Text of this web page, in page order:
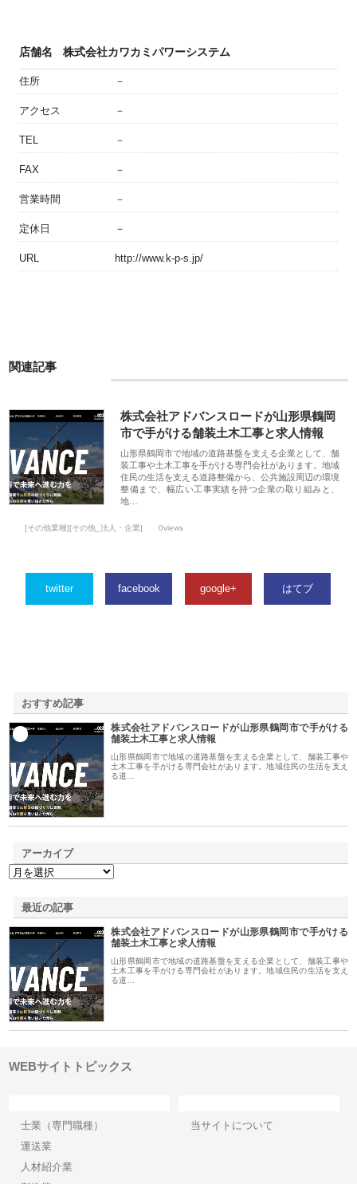
店舗名 株式会社カワカミパワーシステム
住所 －
アクセス －
TEL －
FAX －
営業時間 －
定休日 －
URL http://www.k-p-s.jp/
関連記事
株式会社アドバンスロードが山形県鶴岡
市で手がける舗装土木工事と求人情報
山形県鶴岡市で地域の道路基盤を支える企業として、舗
装工事や土木工事を手がける専門会社があります。地域
住民の生活を支える道路整備から、公共施設周辺の環境
整備まで、幅広い工事実績を持つ企業の取り組みと、
地…
[その他業種][その他_法人・企業] 0views
twitter facebook google+ はてブ
おすすめ記事
株式会社アドバンスロードが山形県鶴岡市で手がける
舗装土木工事と求人情報
山形県鶴岡市で地域の道路基盤を支える企業として、舗装工事や
土木工事を手がける専門会社があります。地域住民の生活を支え
る道…
アーカイブ
最近の記事
株式会社アドバンスロードが山形県鶴岡市で手がける
舗装土木工事と求人情報
山形県鶴岡市で地域の道路基盤を支える企業として、舗装工事や
土木工事を手がける専門会社があります。地域住民の生活を支え
る道…
WEBサイトトピックス
士業（専門職種）
運送業
人材紹介業
当サイトについて